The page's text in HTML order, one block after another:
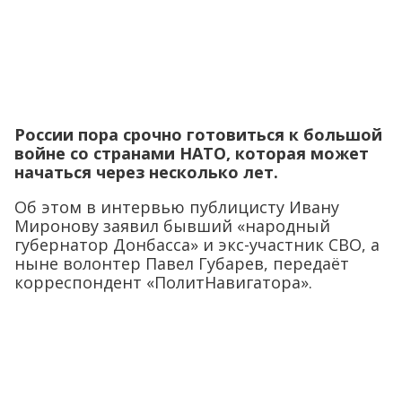
России пора срочно готовиться к большой
войне со странами НАТО, которая может
начаться через несколько лет.
Об этом в интервью публицисту Ивану
Миронову заявил бывший «народный
губернатор Донбасса» и экс-участник СВО, а
ныне волонтер Павел Губарев, передаёт
корреспондент «ПолитНавигатора».